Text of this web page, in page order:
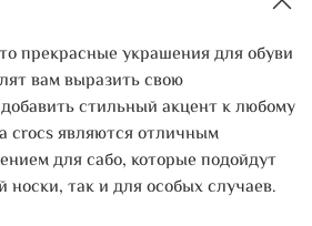
прекрасные украшения для обуви
вам выразить свою
стильный акцент к любому
crocs являются отличным
для сабо, которые подойдут
носки, так и для особых случаев.